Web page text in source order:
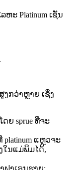
ະ Platinum ເຊັ່ນ
ກວ່າຫຼາຍ ເຊິ່ງ
ຍ sprue ທີ່ຈະ
ແຫຼວຈະ
ໃນແມ່ພິມໄດ້,
ຟາເຣນຮາຍ;